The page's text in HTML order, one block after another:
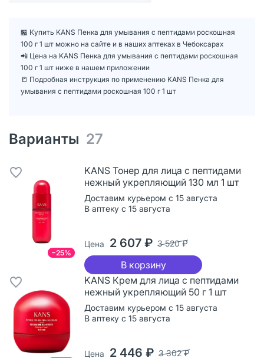
🏪 Купить KANS Пенка для умывания с пептидами роскошная
100 г 1 шт можно на сайте и в наших аптеках в Чебоксарах
📲 Цена на KANS Пенка для умывания с пептидами роскошная
100 г 1 шт ниже в нашем приложении
📒 Подробная инструкция по применению KANS Пенка для
умывания с пептидами роскошная 100 г 1 шт
Варианты 27
−25%
KANS Тонер для лица с пептидами
нежный укрепляющий 130 мл 1 шт
Доставим курьером с 15 августа
В аптеку с 15 августа
Цена 2 607 ₽ 3 520 ₽
В корзину
KANS Крем для лица с пептидами
нежный укрепляющий 50 г 1 шт
Доставим курьером с 15 августа
В аптеку с 15 августа
Цена 2 446 ₽ 3 302 ₽